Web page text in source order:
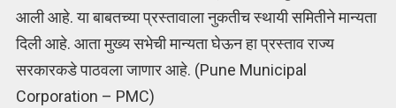
आली आहे. या बाबतच्या प्रस्तावाला नुकतीच स्थायी समितीने मान्यता
दिली आहे. आता मुख्य सभेची मान्यता घेऊन हा प्रस्ताव राज्य
सरकारकडे पाठवला जाणार आहे. (Pune Municipal
Corporation – PMC)